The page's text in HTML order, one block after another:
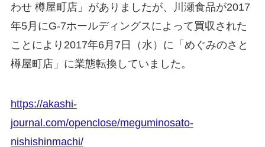
わせ 樽屋町店」がありましたが、川瀬食品が2017
年5月にG-7ホールディングスによって買収された
ことにより2017年6月7日（水）に「めぐみのさと
樽屋町店」に業態転換していました。
https://akashi-
journal.com/openclose/meguminosato-
nishishinmachi/